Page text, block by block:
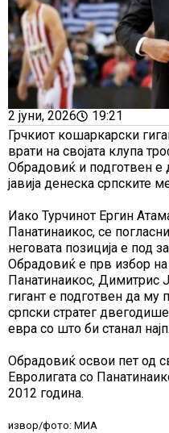
2 јуни, 2026
19:21
Грчкиот кошаркарски
врати на својата клупа
Обрадовиќ и подготвен е
јавија денеска српските
Иако Турчинот Ергин
Панатинаикос, се
неговата позиција е под
Обрадовиќ е прв избор на
Панатинаикос, Димитрис
гигант е подготвен да
српски стратег
евра со што би станал
Обрадовиќ освои пет од
Евролигата со
2012 година.
извор/фото: МИА